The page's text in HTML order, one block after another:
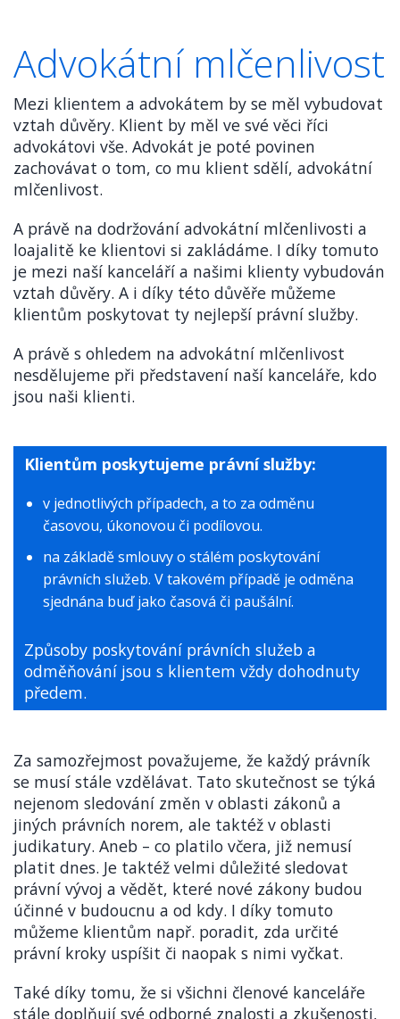
Advokátní mlčenlivost
Mezi klientem a advokátem by se měl vybudovat
vztah důvěry. Klient by měl ve své věci říci
advokátovi vše. Advokát je poté povinen
zachovávat o tom, co mu klient sdělí, advokátní
mlčenlivost.
A právě na dodržování advokátní mlčenlivosti a
loajalitě ke klientovi si zakládáme. I díky tomuto
je mezi naší kanceláří a našimi klienty vybudován
vztah důvěry. A i díky této důvěře můžeme
klientům poskytovat ty nejlepší právní služby.
A právě s ohledem na advokátní mlčenlivost
nesdělujeme při představení naší kanceláře, kdo
jsou naši klienti.
Klientům poskytujeme právní služby:
v jednotlivých případech, a to za odměnu
časovou, úkonovou či podílovou.
na základě smlouvy o stálém poskytování
právních služeb. V takovém případě je odměna
sjednána buď jako časová či paušální.
Způsoby poskytování právních služeb a
odměňování jsou s klientem vždy dohodnuty
předem.
Za samozřejmost považujeme, že každý právník
se musí stále vzdělávat. Tato skutečnost se týká
nejenom sledování změn v oblasti zákonů a
jiných právních norem, ale taktéž v oblasti
judikatury. Aneb – co platilo včera, již nemusí
platit dnes. Je taktéž velmi důležité sledovat
právní vývoj a vědět, které nové zákony budou
účinné v budoucnu a od kdy. I díky tomuto
můžeme klientům např. poradit, zda určité
právní kroky uspíšit či naopak s nimi vyčkat.
Také díky tomu, že si všichni členové kanceláře
stále doplňují své odborné znalosti a zkušenosti,